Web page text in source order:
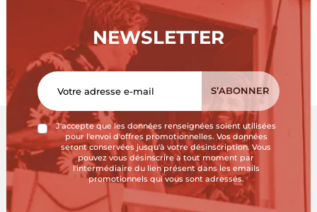
NEWSLETTER
J'accepte que les données renseignées soient utilisées
pour l'envoi d'offres promotionnelles. Vos données
seront conservées jusqu'à votre désinscription. Vous
pouvez vous désinscrire à tout moment par
l'intermédiaire du lien présent dans les emails
promotionnels qui vous sont adressés.